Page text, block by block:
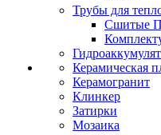
Трубы для
Сшитые
Керамическая
Керамогранит
Клинкер
Затирки
Мозаика